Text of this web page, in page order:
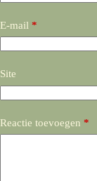
E-mail *
Site
Reactie toevoegen *